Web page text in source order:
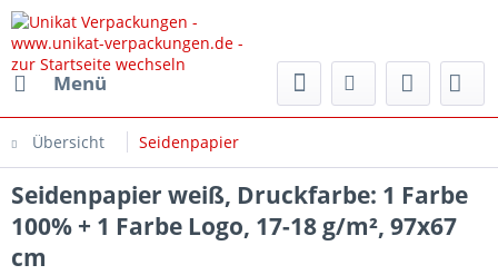
Menü
Übersicht Seidenpapier
Seidenpapier weiß, Druckfarbe: 1 Farbe
100% + 1 Farbe Logo, 17-18 g/m², 97x67
cm